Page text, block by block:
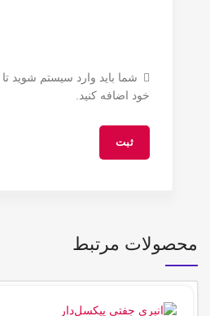
شما باید وارد سیستم شوید
خود اضافه کنید.
محصولات مرتبط